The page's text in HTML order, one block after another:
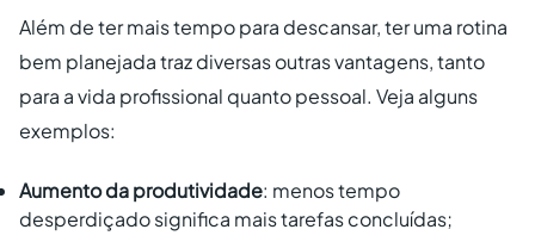
Além de ter mais tempo para descansar, ter uma rotina
bem planejada traz diversas outras vantagens, tanto
para a vida profissional quanto pessoal. Veja alguns
exemplos:
Aumento da produtividade: menos tempo
desperdiçado significa mais tarefas concluídas;